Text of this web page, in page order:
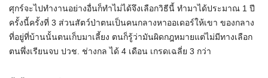
ศุกร์จะไปทำงานอย่างอื่นก็ทำไม่ได้จึงเลือกวิธีนี้ ทำมาได้ประมาณ 1 ปี
ครั้งนี้ครั้งที่ 3 ส่วนสัตว์ป่าตนเป็นคนกลางหาออเดอร์ให้เขา ของกลาง
ที่อยู่ที่บ้านนั้นตนเก็บมาเลี้ยง ตนก็รู้ว่ามันผิดกฎหมายแต่ไม่มีทางเลือก
ตนพึ่งเรียนจบ ปวช. ช่างกล ได้ 4 เดือน เกรดเฉลี่ย 3 กว่า